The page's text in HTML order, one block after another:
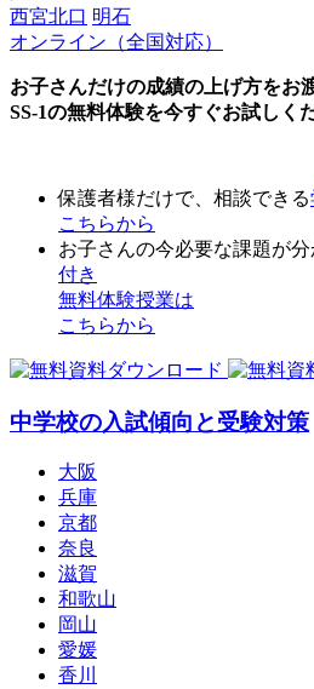
西宮北口 明石
オンライン（全国対応）
お子さんだけの成績の上げ方をお
SS-1の無料体験を今すぐお試しく
保護者様だけで、相談できる
こちらから
お子さんの今必要な課題が分
付き
無料体験授業は
こちらから
中学校の入試傾向と受験対策
大阪
兵庫
京都
奈良
滋賀
和歌山
岡山
愛媛
香川